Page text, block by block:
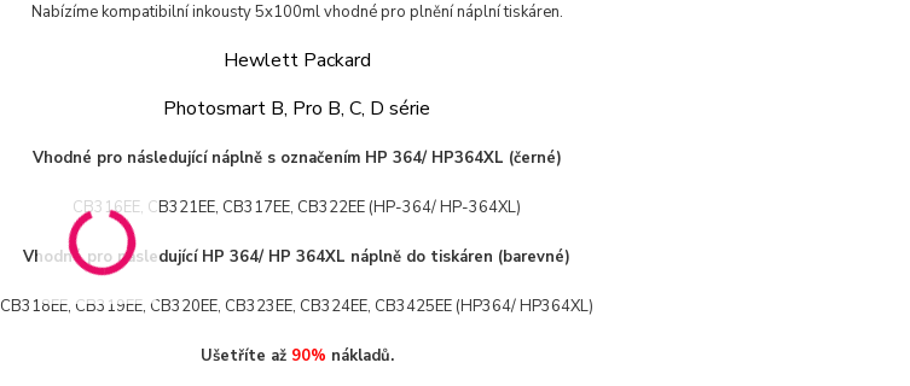
Nabízíme kompatibilní inkousty 5x100mlvhodné pro plnění náplní tiskáren.
Hewlett Packard
Photosmart B, Pro B, C, D série
Vhodné pro následující náplně s označením HP 364/ HP364XL (černé)
CB316EE, CB321EE, CB317EE, CB322EE (HP-364/ HP-364XL)
Vhodné pro následující HP 364/ HP 364XL náplně do tiskáren (barevné)
CB318EE, CB319EE, CB320EE, CB323EE, CB324EE, CB3425EE (HP364/ HP364XL)
Ušetříte až 90% nákladů.